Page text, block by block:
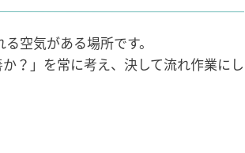
空気がある場所です。
？」を常に考え、決して流れ作業にし